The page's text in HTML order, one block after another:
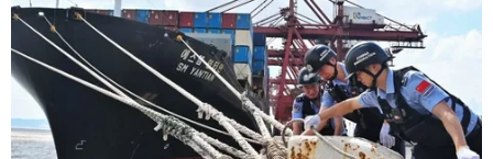
động Mỹ Đình lúc 19h ngày 11/11 theo giờ Việt Nam.